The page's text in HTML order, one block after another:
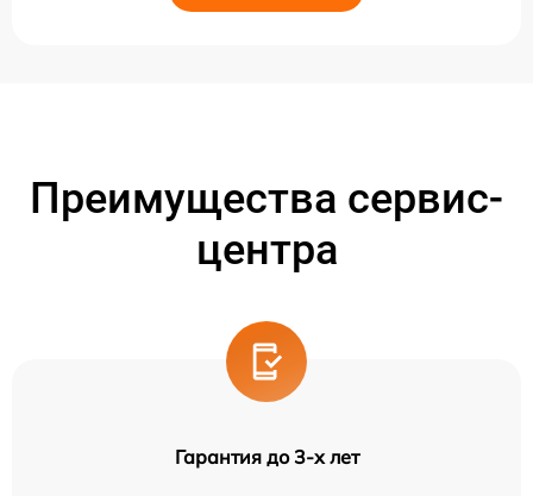
Преимущества сервис-
центра
Гарантия до 3-х лет